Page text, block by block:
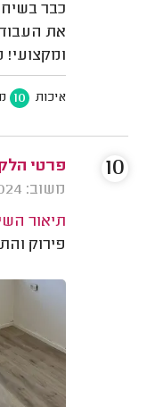
כבר
את
ומקצועי!
איכות 10
פרטי
משוב: 25/12/2024
תיאור
פירוק
10